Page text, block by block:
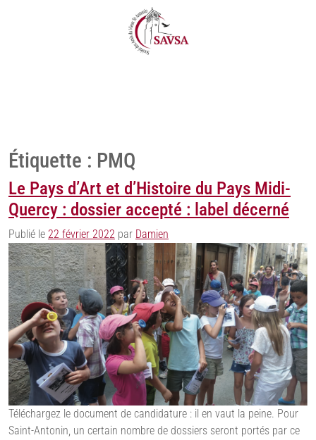
Étiquette : PMQ
Le Pays d’Art et d’Histoire du Pays Midi-
Quercy : dossier accepté : label décerné
Publié le 22 février 2022 par Damien
Téléchargez le document de candidature : il en vaut la peine. Pour
Saint-Antonin, un certain nombre de dossiers seront portés par ce